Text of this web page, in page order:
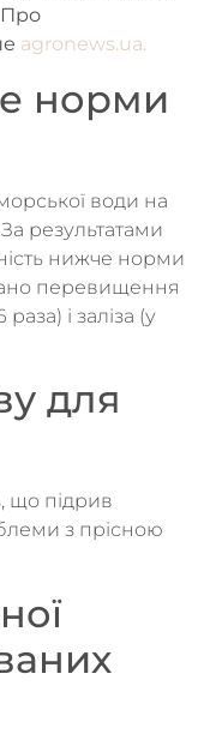
Про
agronews.ua.
норми
води на
результатами
нижче норми
перевищення
і заліза (у
для
що підрив
з прісною